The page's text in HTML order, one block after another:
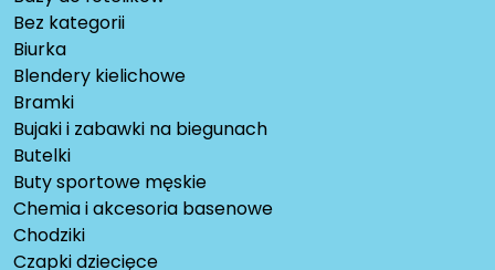
Bez kategorii
Biurka
Blendery kielichowe
Bramki
Bujaki i zabawki na biegunach
Butelki
Buty sportowe męskie
Chemia i akcesoria basenowe
Chodziki
Czapki dziecięce